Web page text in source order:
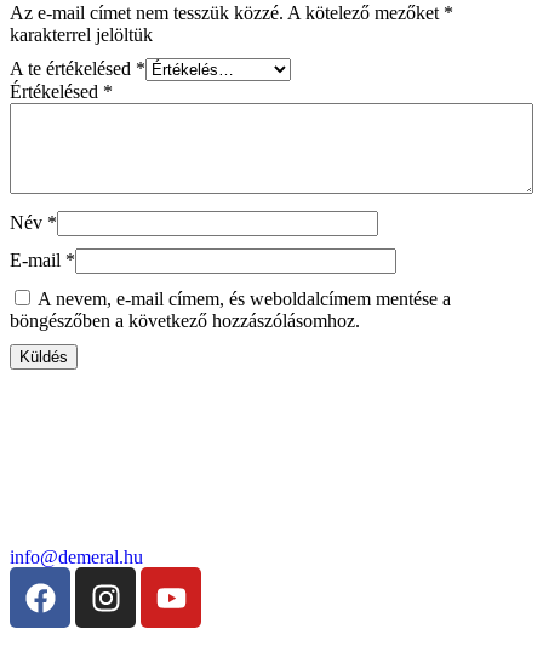
Az e-mail címet nem tesszük közzé. A kötelező mezőket *
karakterrel jelöltük
A te értékelésed *
Értékelésed *
Név *
E-mail *
A nevem, e-mail címem, és weboldalcímem mentése a
böngészőben a következő hozzászólásomhoz.
info@demeral.hu